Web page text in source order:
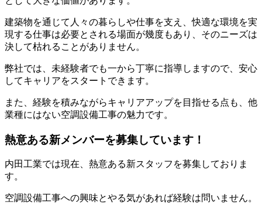
建築物を通じて人々の暮らしや仕事を支え、快適な環境を実
現する仕事は必要とされる場面が幾度もあり、そのニーズは
決して枯れることがありません。
弊社では、未経験者でも一から丁寧に指導しますので、安心
してキャリアをスタートできます。
また、経験を積みながらキャリアアップを目指せる点も、他
業種にはない空調設備工事の魅力です。
熱意ある新メンバーを募集しています！
内田工業では現在、熱意ある新スタッフを募集しておりま
す。
空調設備工事への興味とやる気があれば経験は問いません。